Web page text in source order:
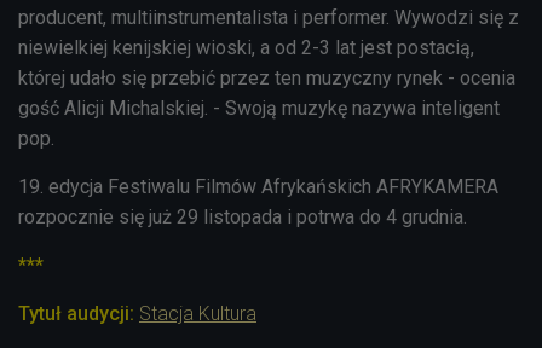
producent, multiinstrumentalista i performer. Wywodzi się z
niewielkiej kenijskiej wioski, a od 2-3 lat jest postacią,
której udało się przebić przez ten muzyczny rynek - ocenia
gość Alicji Michalskiej. - Swoją muzykę nazywa inteligent
pop.
19. edycja Festiwalu Filmów Afrykańskich AFRYKAMERA
rozpocznie się już 29 listopada i potrwa do 4 grudnia.
***
Tytuł audycji: Stacja Kultura